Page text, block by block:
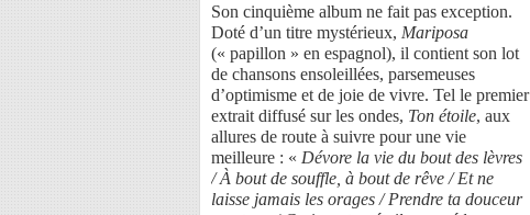
Son cinquième album ne fait pas exception.
Doté d’un titre mystérieux, Mariposa
(« papillon » en espagnol), il contient son lot
de chansons ensoleillées, parsemeuses
d’optimisme et de joie de vivre. Tel le premier
extrait diffusé sur les ondes, Ton étoile, aux
allures de route à suivre pour une vie
meilleure : « Dévore la vie du bout des lèvres
/ À bout de souffle, à bout de rêve / Et ne
laisse jamais les orages / Prendre ta douceur